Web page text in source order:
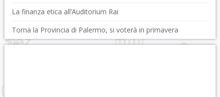
La finanza etica all’Auditorium Rai
Torna la Provincia di Palermo, si voterà in primavera